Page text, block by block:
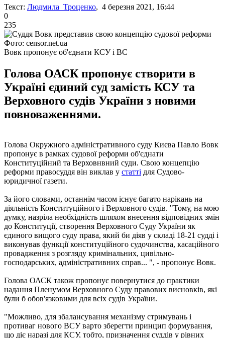
Текст: Людмила Троценко, 4 березня 2021, 16:44
0
235
Фото: censor.net.ua
Вовк пропонує об'єднати КСУ і ВС
Голова ОАСК пропонує створити в
Україні єдиний суд замість КСУ та
Верховного судів України з новими
повноваженнями.
Голова Окружного адміністративного суду Києва Павло Вовк
пропонує в рамках судової реформи об'єднати
Конституційний та Верховнвний суди. Свою концепцію
реформи правосуддя він виклав у статті для Судово-
юридичної газети.
За його словами, останнім часом існує багато нарікань на
діяльність Конституційного і Верховного судів. "Тому, на мою
думку, назріла необхідність шляхом внесення відповідних змін
до Конституції, створення Верховного Суду України як
єдиного вищого суду права, який би діяв у складі 18-21 судді і
виконував функції конституційного судочинства, касаційного
провадження з розгляду кримінальних, цивільно-
господарських, адміністративних справ... ", - пропонує Вовк.
Голова ОАСК також пропонує повернутися до практики
надання Пленумом Верховного Суду правових висновків, які
були б обов'язковими для всіх судів України.
"Можливо, для збалансування механізму стримувань і
противаг нового ВСУ варто зберегти принцип формування,
що діє наразі для КСУ, тобто, призначення суддів у рівних